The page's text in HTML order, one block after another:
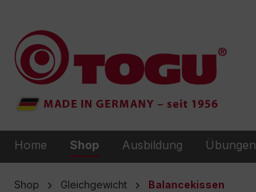
Home Shop Ausbildung Übungen
Shop Gleichgewicht Balancekissen